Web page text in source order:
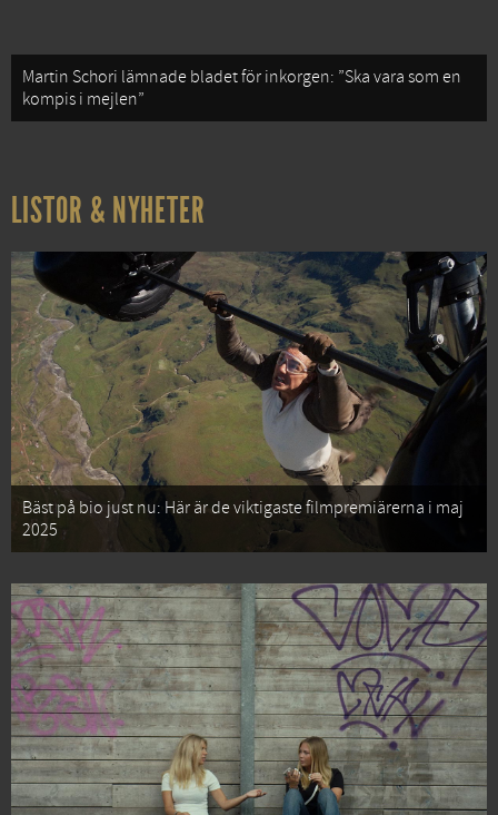
Martin Schori lämnade bladet för inkorgen: ”Ska vara som en
kompis i mejlen”
LISTOR & NYHETER
Bäst på bio just nu: Här är de viktigaste filmpremiärerna i maj
2025